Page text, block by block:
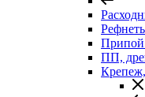
Припой
ПП,